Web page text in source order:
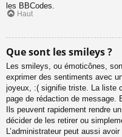
les BBCodes.
Haut
Que sont les smileys ?
Les smileys, ou émoticônes,
exprimer des sentiments avec
joyeux, :( signifie triste. La liste
page de rédaction de message.
Ils peuvent rapidement rendre
décider de les retirer ou
L’administrateur peut aussi